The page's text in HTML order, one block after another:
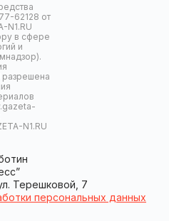
62128 от
N1.RU
в сфере
и
разрешена
N1.RU
Терешковой, 7
персональных данных